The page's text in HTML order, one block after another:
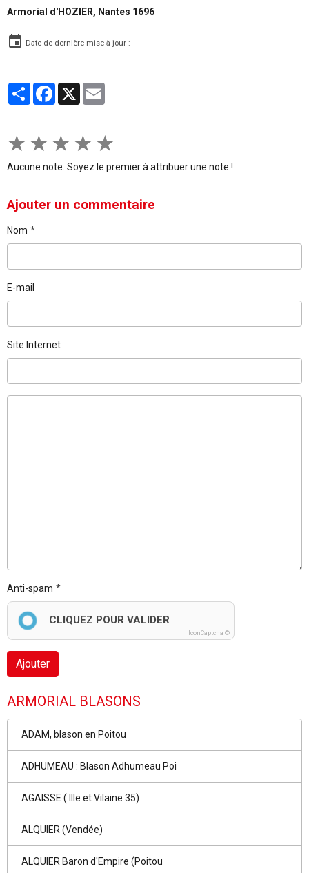
Armorial d'HOZIER, Nantes 1696
Date de dernière mise à jour :
PartagerFacebook
X
★ ★ ★ ★ ★
Aucune note. Soyez le premier à attribuer une note !
Ajouter un commentaire
Nom
E-mail
Site Internet
Anti-spam
CLIQUEZ POUR VALIDER
IconCaptcha ©
Ajouter
ARMORIAL BLASONS
ADAM, blason en Poitou
ADHUMEAU : Blason Adhumeau Poi
AGAISSE ( Ille et Vilaine 35)
ALQUIER (Vendée)
ALQUIER Baron d'Empire (Poitou